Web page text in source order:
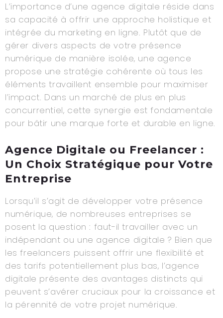
L’importance d’une agence digitale réside dans
sa capacité à offrir une approche holistique et
intégrée du marketing en ligne. Plutôt que de
gérer divers aspects de votre présence
numérique de manière isolée, une agence
propose une stratégie cohérente où tous les
éléments travaillent ensemble pour maximiser
l’impact. Dans un marché de plus en plus
concurrentiel, cette synergie est fondamentale
pour bâtir une marque forte et durable en ligne.
Agence Digitale ou Freelancer :
Un Choix Stratégique pour Votre
Entreprise
Lorsqu’il s’agit de développer votre présence
numérique, de nombreuses entreprises se
posent la question : faut-il travailler avec un
indépendant ou une agence digitale ? Bien que
les freelancers puissent offrir une flexibilité et
des tarifs potentiellement plus bas, l’agence
digitale présente des avantages distincts qui
peuvent s’avérer cruciaux pour la croissance et
la pérennité de votre projet numérique.